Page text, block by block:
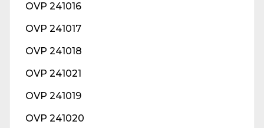
OVP 241016
OVP 241017
OVP 241018
OVP 241021
OVP 241019
OVP 241020